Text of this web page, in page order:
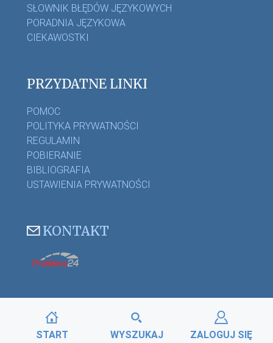
SŁOWNIK BŁĘDÓW JĘZYKOWYCH
PORADNIA JĘZYKOWA
CIEKAWOSTKI
PRZYDATNE LINKI
POMOC
POLITYKA PRYWATNOŚCI
REGULAMIN
POBIERANIE
BIBLIOGRAFIA
USTAWIENIA PRYWATNOŚCI
KONTAKT
START WYSZUKAJ ZALOGUJ SIĘ